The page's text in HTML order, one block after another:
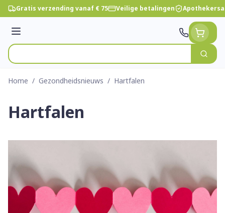
Ga naar de inhoud
Gratis verzending vanaf € 75 Veilige betalingen
Menu
Product, merk, categorie...
Zoek
Home / Gezondheidsnieuws / Hartfalen
Hartfalen